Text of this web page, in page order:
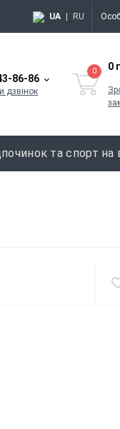
UA RU
86-86
дзвінок
0 0
та спорт на